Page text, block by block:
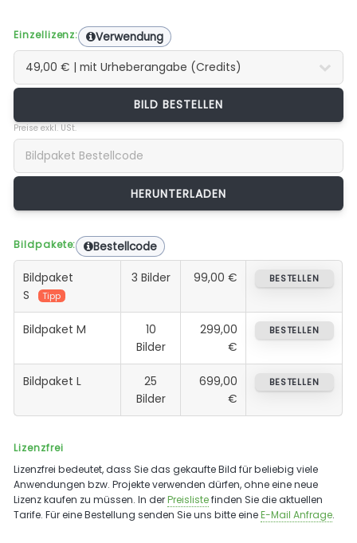
Einzellizenz: Verwendung
BILD BESTELLEN
Preise exkl. USt.
Bildpakete: Bestellcode
Bildpaket
S
Tipp
3 Bilder 99,00 € BESTELLEN
Bildpaket M
10
Bilder
299,00
€
BESTELLEN
Bildpaket L
25
Bilder
699,00
€
BESTELLEN
Lizenzfrei
Lizenzfrei bedeutet, dass Sie das gekaufte Bild für beliebig viele
Anwendungen bzw. Projekte verwenden dürfen, ohne eine neue
Lizenz kaufen zu müssen. In derPreislistefinden Sie die aktuellen
Tarife. Für eine Bestellung senden Sie uns bitte eineE-Mail Anfrage.